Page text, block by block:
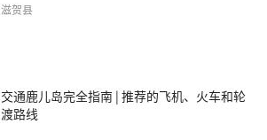
滋贺县
交通鹿儿岛完全指南 | 推荐的飞机、火车和轮
渡路线